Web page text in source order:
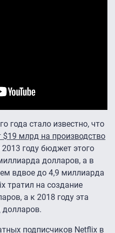
года стало известно, что
$19 млрд на производство
году бюджет этого
долларов, а в
вдвое до 4,9 миллиарда
тратил на создание
а к 2018 году эта
подписчиков Netflix в